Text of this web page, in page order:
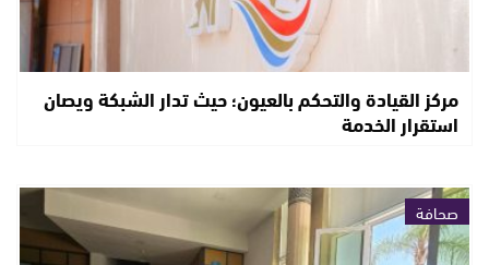
مركز القيادة والتحكم بالعيون؛ حيث تدار الشبكة ويصان
استقرار الخدمة
صحافة